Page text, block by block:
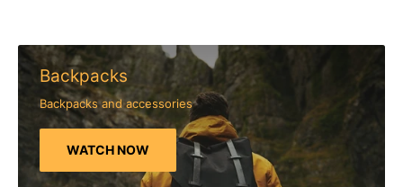
Backpacks
Backpacks and accessories
WATCH NOW